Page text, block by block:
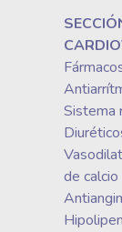
Sistema
de calcio